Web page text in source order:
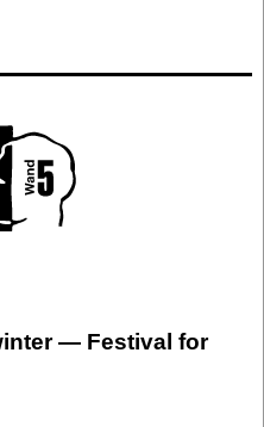
— Festival for